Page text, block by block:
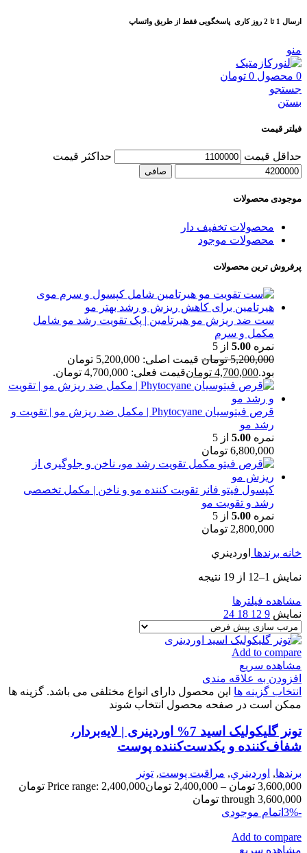
ارسال 1 تا 2 روز کاری پاسخگویی فقط از طریق واتساپ
منو
0 محصول 0 تومان
جستجو
بستن
فیلتر قیمت
حداقل قیمت حداكثر قيمت
صافی
موجودی محصولات
محصولات تخفیف دار
محصولات موجود
پرفروش ترین محصولات
ست ضد ریزش مو هیرتامین | پک تقویت رشد مو شامل
مکمل و سرم
نمره 5.00 از 5
5,200,000 تومان
قیمت اصلی: 5,200,000 تومان
بود.4,700,000 تومانقیمت فعلی: 4,700,000 تومان.
قرص فیتوسیان Phytocyane | مکمل ضد ریزش مو | تقویت و
رشد مو
نمره 5.00 از 5
6,800,000 تومان
کپسول فیتو فانر تقویت کننده مو و ناخن | مکمل تخصصی
رشد و تقویت مو
نمره 5.00 از 5
2,800,000 تومان
خانه برندها اوردينري
نمایش 1–12 از 19 نتیجه
مشاهده فیلترها
نمایش 9
12
18
24
Add to compare
مشاهده سریع
افزودن به علاقه مندی
انتخاب گزینه ها این محصول دارای انواع مختلفی می باشد. گزینه ها
ممکن است در صفحه محصول انتخاب شوند
تونر گلیکولیک اسید 7% اوردینری | لایه‌بردار،
شفاف‌کننده و یکدست‌کننده پوست
برندها, اوردينري, مراقبت پوست, تونر
3,600,000 تومان –
2,400,000 تومان
Price range: 2,400,000 تومان
through 3,600,000 تومان
-3%
اتمام موجودی
Add to compare
مشاهده سریع